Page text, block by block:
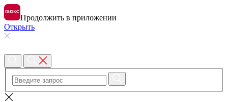
Продолжить в приложении
Открыть